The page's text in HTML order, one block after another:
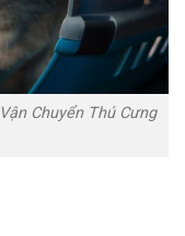
Chuyển Thú Cưng